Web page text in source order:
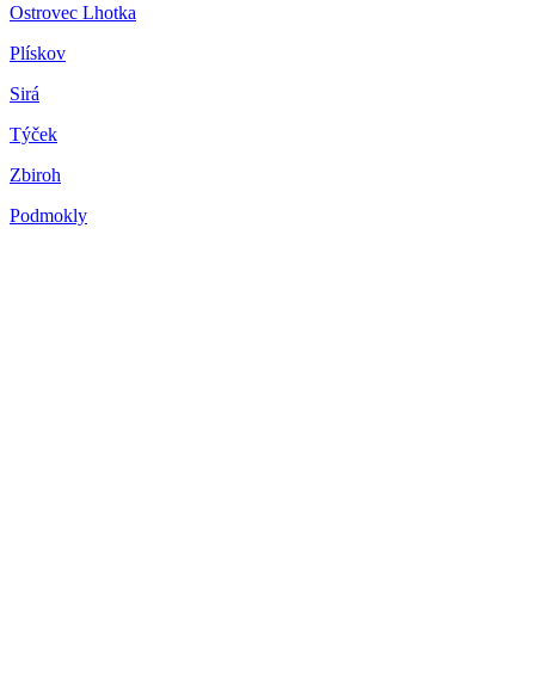
Ostrovec Lhotka
Plískov
Sirá
Týček
Zbiroh
Podmokly